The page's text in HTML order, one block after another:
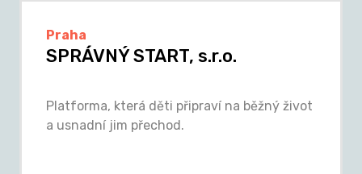
Praha
SPRÁVNÝ START, s.r.o.
Platforma, která děti připraví na běžný život
a usnadní jim přechod.